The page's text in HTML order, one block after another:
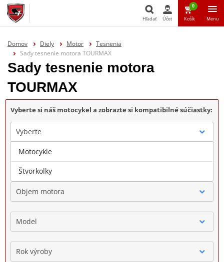
Hľadať Účet
0
Košík Menu
Domov Diely Motor
Tesnenia
Sady tesnenie motora TOURMAX
Sady tesnenie motora
TOURMAX
Vyberte si náš motocykel a zobrazte si kompatibilné súčiastky:
Vyberte
Značka
Objem motora
Model
Rok výroby
Motocykle
Štvorkolky